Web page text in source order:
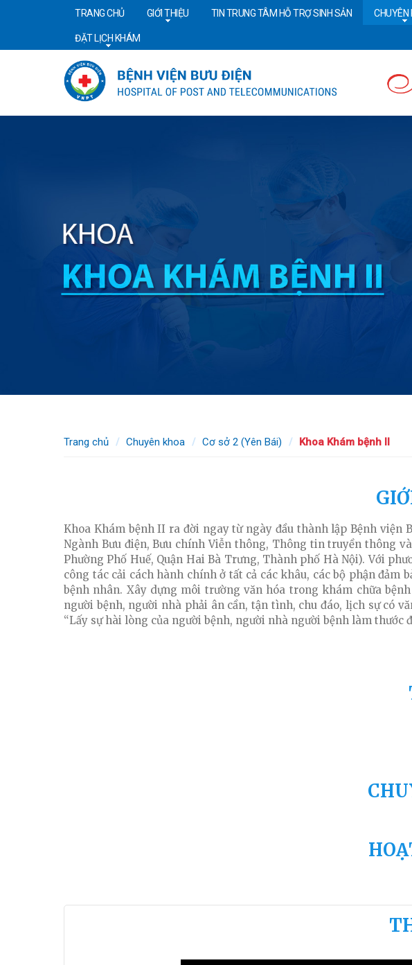
TRANG CHỦ GIỚI THIỆU TIN TRUNG TÂM HỖ TRỢ SINH SẢN CHUYÊN
ĐẶT LỊCH KHÁM
Trang chủ Chuyên khoa Cơ sở 2 (Yên Bái) Khoa Khám bệnh II
KHOA KHÁM BỆNH II (11/10/2021)
Khoa Khám bệnh II ra đời ngay từ ngày đầu thành lập Bệnh viện
Ngành Bưu điện, Bưu chính Viễn thông, Thông tin truyền thông
Phường Phố Huế, Quận Hai Bà Trưng, Thành phố Hà Nội). Với
công tác cải cách hành chính ở tất cả các khâu, các bộ phận
bệnh nhân. Xây dựng môi trường văn hóa trong khám chữa
người bệnh, người nhà phải ân cần, tận tình, chu đáo, lịch sự có
“Lấy sự hài lòng của người bệnh, người nhà người bệnh làm thước